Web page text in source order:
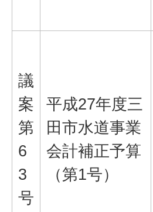
議
案
第
6
3
号
平成27年度三
田市水道事業
会計補正予算
（第1号）